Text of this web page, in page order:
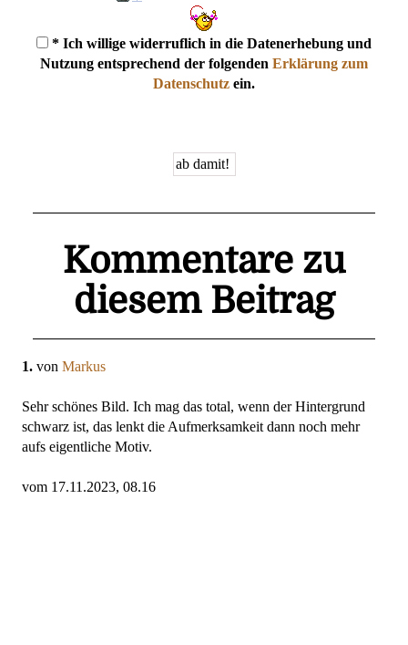
* Ich willige widerruflich in die Datenerhebung und
Nutzung entsprechend der folgenden Erklärung zum
Datenschutz ein.
Kommentare zu
diesem Beitrag
1. von Markus
Sehr schönes Bild. Ich mag das total, wenn der Hintergrund
schwarz ist, das lenkt die Aufmerksamkeit dann noch mehr
aufs eigentliche Motiv.
vom 17.11.2023, 08.16